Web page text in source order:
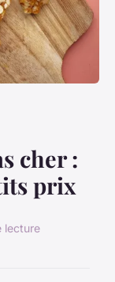
cher :
prix
lecture